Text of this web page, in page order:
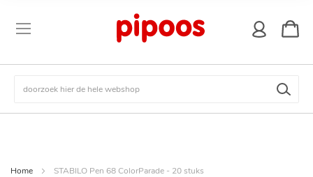
Zoek
Home STABILO Pen 68 ColorParade - 20 stuks